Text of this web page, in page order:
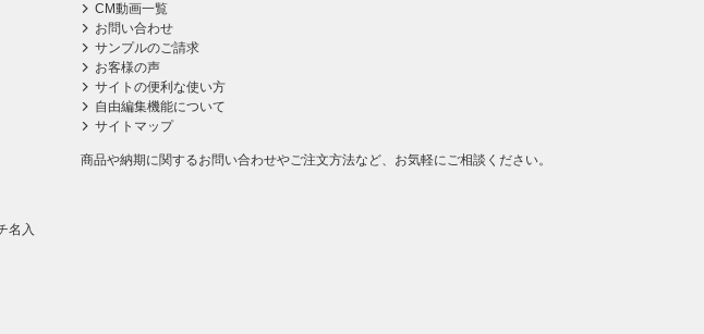
名入
CM動画一覧
お問い合わせ
サンプルのご請求
お客様の声
サイトの便利な使い方
自由編集機能について
サイトマップ
商品や納期に関するお問い合わせやご注文方法など、お気軽にご相談ください。